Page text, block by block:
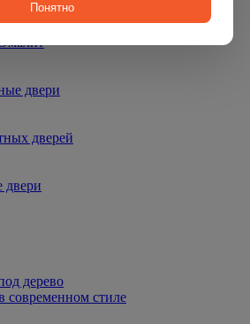
двери
дверей
двери
дерево
стиле
Понятно